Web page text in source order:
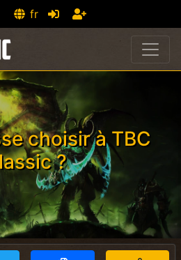
fr
choisir à TBC
?